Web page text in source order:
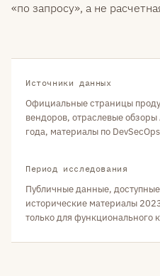
«по запросу», а не
Источники данных
Официальные страницы
вендоров, отраслевые
года, материалы по
Период исследования
Публичные данные,
исторические материалы
только для функционального